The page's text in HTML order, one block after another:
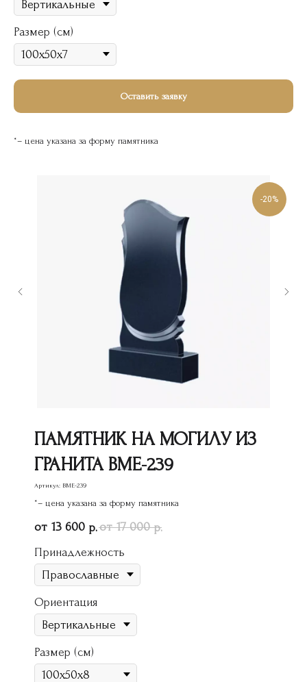
Размер (см)
Оставить заявку
*– цена указана за форму памятника
-20%
ПАМЯТНИК НА МОГИЛУ ИЗ
ГРАНИТА ВМЕ-239
Артикул: ВМЕ-239
*– цена указана за форму памятника
13 600 р. 17 000 р.
Принадлежность
Ориентация
Размер (см)